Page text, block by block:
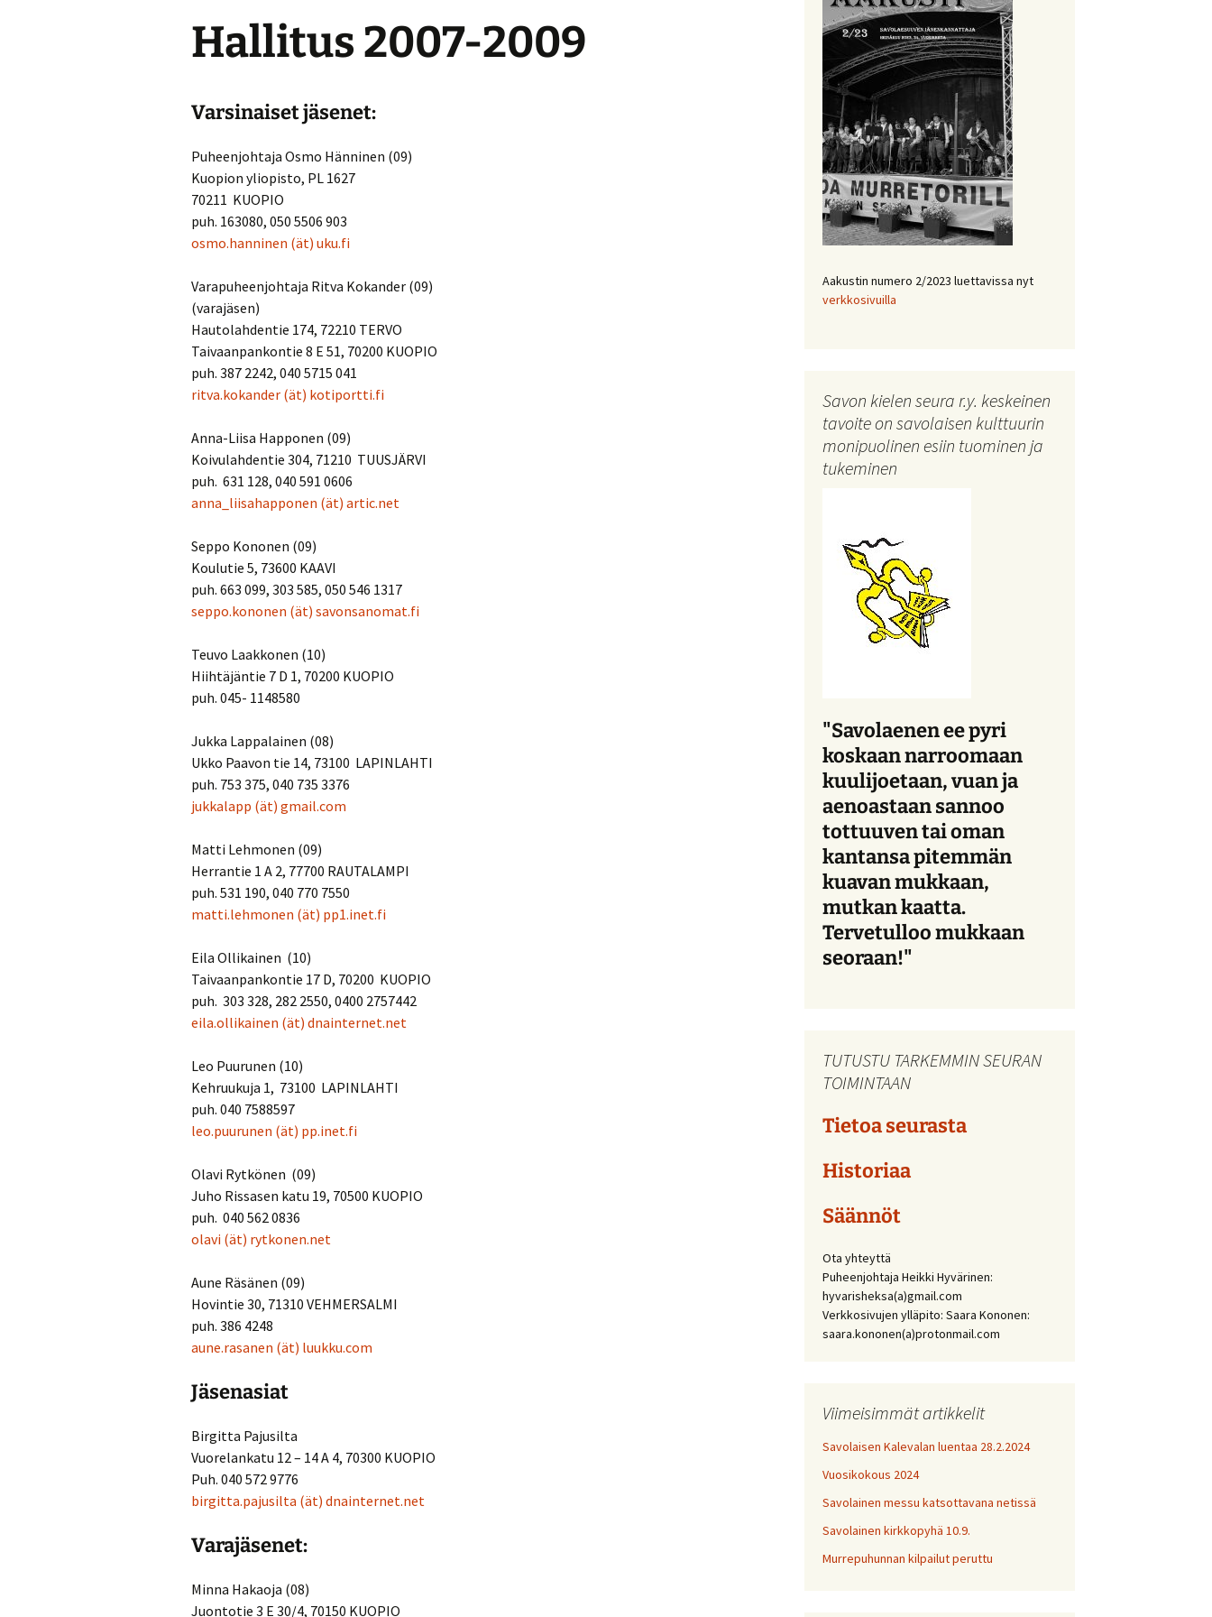
Savolaenen joolu-uatto
Hallitus 2007-2009
Varsinaiset jäsenet:
Puheenjohtaja Osmo Hänninen (09)
Kuopion yliopisto, PL 1627
70211 KUOPIO
puh. 163080, 050 5506 903
osmo.hanninen (ät) uku.fi
Varapuheenjohtaja Ritva Kokander (09)
(varajäsen)
Hautolahdentie 174, 72210 TERVO
Taivaanpankontie 8 E 51, 70200 KUOPIO
puh. 387 2242, 040 5715 041
ritva.kokander (ät) kotiportti.fi
Anna-Liisa Happonen (09)
Koivulahdentie 304, 71210 TUUSJÄRVI
puh. 631 128, 040 591 0606
anna_liisahapponen (ät) artic.net
Seppo Kononen (09)
Koulutie 5, 73600 KAAVI
puh. 663 099, 303 585, 050 546 1317
seppo.kononen (ät) savonsanomat.fi
Teuvo Laakkonen (10)
Hiihtäjäntie 7 D 1, 70200 KUOPIO
puh. 045- 1148580
Jukka Lappalainen (08)
Ukko Paavon tie 14, 73100 LAPINLAHTI
puh. 753 375, 040 735 3376
jukkalapp (ät) gmail.com
Matti Lehmonen (09)
Herrantie 1 A 2, 77700 RAUTALAMPI
puh. 531 190, 040 770 7550
matti.lehmonen (ät) pp1.inet.fi
Eila Ollikainen (10)
Taivaanpankontie 17 D, 70200 KUOPIO
puh. 303 328, 282 2550, 0400 2757442
eila.ollikainen (ät) dnainternet.net
Leo Puurunen (10)
Kehruukuja 1, 73100 LAPINLAHTI
puh. 040 7588597
leo.puurunen (ät) pp.inet.fi
Olavi Rytkönen (09)
Juho Rissasen katu 19, 70500 KUOPIO
puh. 040 562 0836
olavi (ät) rytkonen.net
Aune Räsänen (09)
Hovintie 30, 71310 VEHMERSALMI
puh. 386 4248
aune.rasanen (ät) luukku.com
Jäsenasiat
Birgitta Pajusilta
Vuorelankatu 12 – 14 A 4, 70300 KUOPIO
Puh. 040 572 9776
birgitta.pajusilta (ät) dnainternet.net
Varajäsenet:
Minna Hakaoja (08)
Juontotie 3 E 30/4, 70150 KUOPIO
Aakustin numero 2/2023 luettavissa nyt
verkkosivuilla
Savon kielen seura r.y. keskeinen
tavoite on savolaisen kulttuurin
monipuolinen esiin tuominen ja
tukeminen
"Savolaenen ee pyri
koskaan narroomaan
kuulijoetaan, vuan ja
aenoastaan sannoo
tottuuven tai oman
kantansa pitemmän
kuavan mukkaan,
mutkan kaatta.
Tervetulloo mukkaan
seoraan!"
TUTUSTU TARKEMMIN SEURAN
TOIMINTAAN
Tietoa seurasta
Historiaa
Säännöt
Ota yhteyttä
Puheenjohtaja Heikki Hyvärinen:
hyvarisheksa(a)gmail.com
Verkkosivujen ylläpito: Saara Kononen:
saara.kononen(a)protonmail.com
Viimeisimmät artikkelit
Savolaisen Kalevalan luentaa 28.2.2024
Vuosikokous 2024
Savolainen messu katsottavana netissä
Savolainen kirkkopyhä 10.9.
Murrepuhunnan kilpailut peruttu